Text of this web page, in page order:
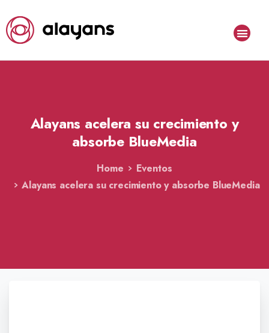
Alayans acelera su crecimiento y
absorbe BlueMedia
Home
Eventos
Alayans acelera su crecimiento y absorbe BlueMedia